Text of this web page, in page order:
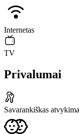
Internetas
TV
Privalumai
Savarankiškas